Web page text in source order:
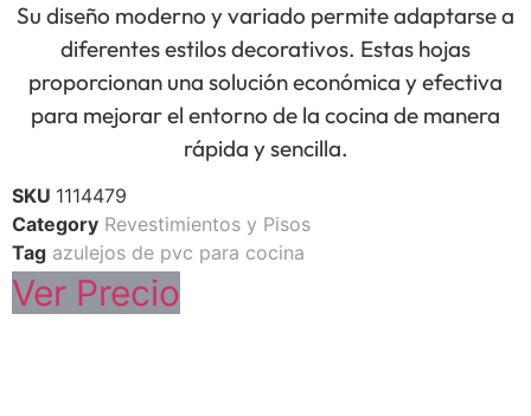
Su diseño moderno y variado permite adaptarse a
diferentes estilos decorativos. Estas hojas
proporcionan una solución económica y efectiva
para mejorar el entorno de la cocina de manera
rápida y sencilla.
SKU 1114479
Category Revestimientos y Pisos
Tag azulejos de pvc para cocina
Ver Precio